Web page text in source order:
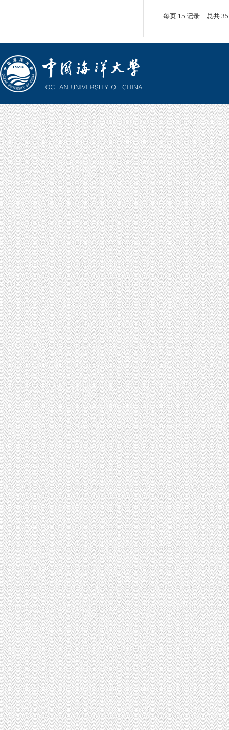
每页 15 记录 总共